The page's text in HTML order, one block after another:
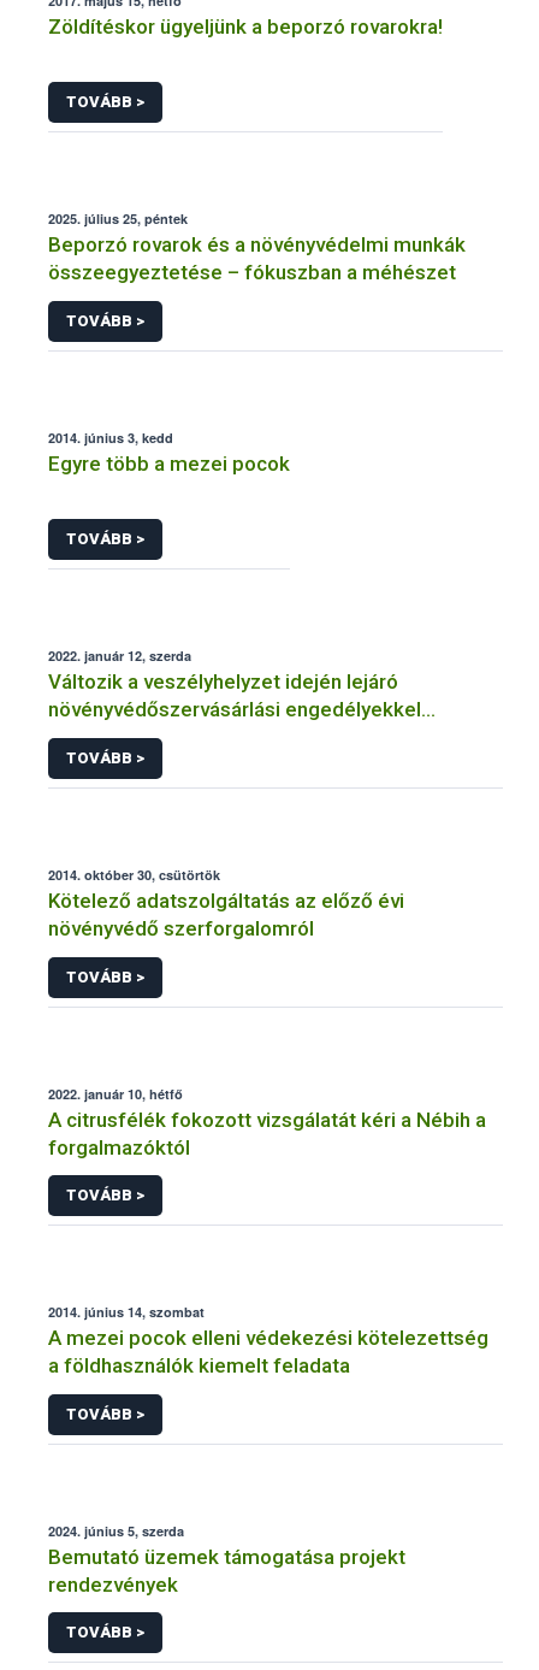
Zöldítéskor ügyeljünk a beporzó rovarokra!
TOVÁBB >
2025. július 25, péntek
Beporzó rovarok és a növényvédelmi munkák
összeegyeztetése – fókuszban a méhészet
TOVÁBB >
2014. június 3, kedd
Egyre több a mezei pocok
TOVÁBB >
2022. január 12, szerda
Változik a veszélyhelyzet idején lejáró
növényvédőszervásárlási engedélyekkel
kapcsolatos szabályozás
TOVÁBB >
2014. október 30, csütörtök
Kötelező adatszolgáltatás az előző évi
növényvédő szerforgalomról
TOVÁBB >
2022. január 10, hétfő
A citrusfélék fokozott vizsgálatát kéri a Nébih a
forgalmazóktól
TOVÁBB >
2014. június 14, szombat
A mezei pocok elleni védekezési kötelezettség
a földhasználók kiemelt feladata
TOVÁBB >
2024. június 5, szerda
Bemutató üzemek támogatása projekt
rendezvények
TOVÁBB >